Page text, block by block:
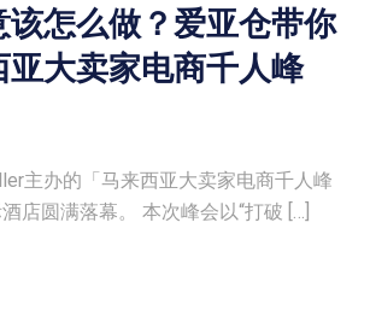
怎么做？爱亚仓带你
大卖家电商千人峰
主办的「马来西亚大卖家电商千人峰
店圆满落幕。 本次峰会以“打破 […]